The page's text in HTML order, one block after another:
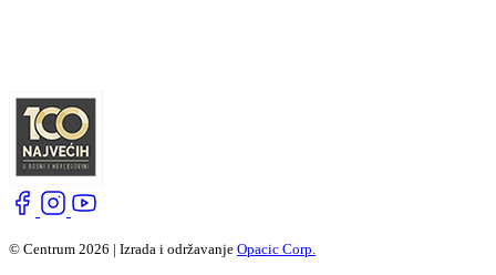
© Centrum 2026 | Izrada i održavanje Opacic Corp.